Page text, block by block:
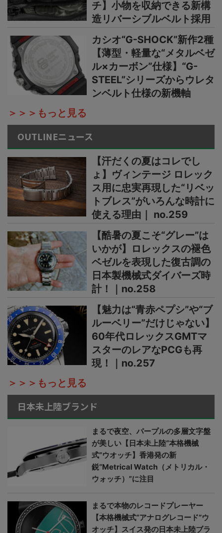
チ】小物を収納できる新構
造リバーシブルベルト採用
カシオ“G-SHOCK”新作2種
【薄型・軽量な“メタルベゼ
ル×カーボン”仕様】“G-
STEEL”シリーズからウレタ
ンベルト仕様の新機軸
＞＞＞もっと見る
OUTLINEニュース
【汗だくの夏はコレでし
ょ】ヴィンテージ ロレック
ス用に忠実再現した“リベッ
トブレス”がいろんな時計に
使える理由｜ no.259
【酷暑の夏こそ“グレー”は
いかが】ロレックスの褪色
ベゼルを表現した復古調の
日本製機械式ダイバーズ時
計！｜no.258
【魅力は“青赤ペプシ”や“ブ
ルーベリー”だけじゃない】
60年代ロレックスGMTマ
スターのレアなPCGも再
現！｜no.257
＞＞＞もっと見る
日本未上陸ブランド
まるで夜空、パープルの多層文字盤
が美しい【日本未上陸“本格機械
式”ウオッチ】香港発の新
鋭“Metrical Watch（メトリカル・
ウォッチ）”に注目
まるで本物のレコードプレーヤー
【本格機械式“アナログレコード”ウ
オッチ】スイス発の日本未上陸ブラ